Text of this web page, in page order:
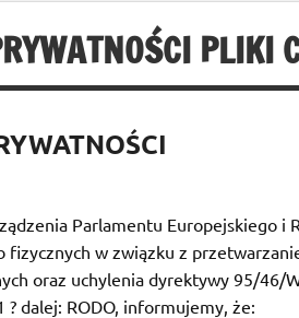
PLIKI
Parlamentu Europejskiego i
fizycznych w związku z
oraz uchylenia dyrektywy 95/46/
? dalej: RODO, informujemy, że: